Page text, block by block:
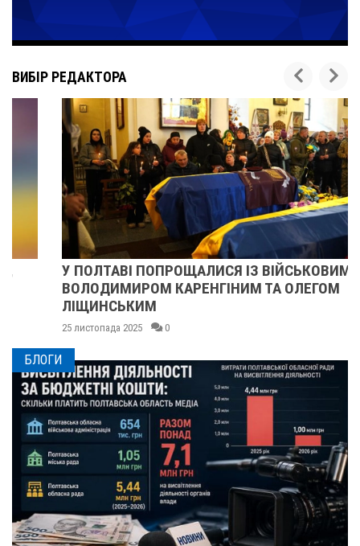
ВИБІР РЕДАКТОРА
У ПОЛТАВІ ПОПРОЩАЛИСЯ ІЗ ВІЙСЬКОВИМИ
ВОЛОДИМИРОМ КАРЕНГІНИМ ТА ОЛЕГОМ
ЛІЩИНСЬКИМ
25 листопада 2025 0
БЛОГИ